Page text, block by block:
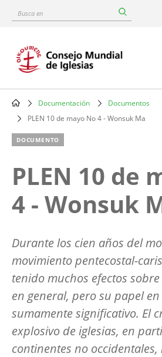
content
Busca
Main
navigation
Breadcrumb
Documentación
Documentos
PLEN 10 de mayo No 4 - Wonsuk Ma
DOCUMENTO
PLEN 10 de
4 - Wonsuk
Durante los cien años del
movimiento pentecostal-
tenido muchos efectos
en general, pero su papel
sumamente significativo. El
explosivo de iglesias, en
continentes no